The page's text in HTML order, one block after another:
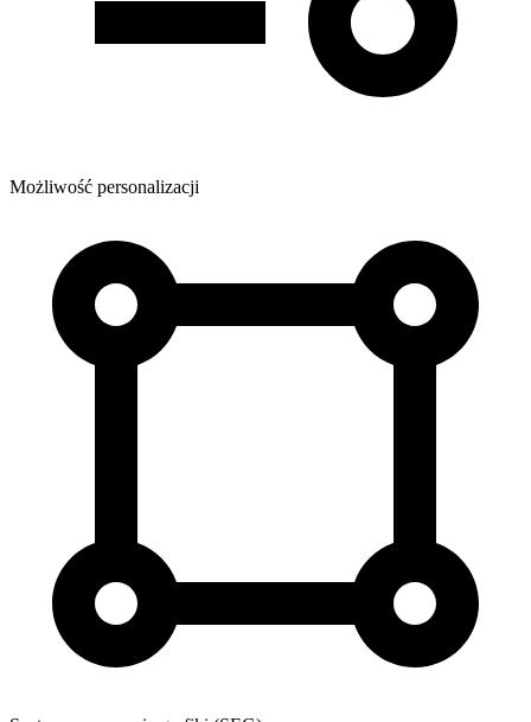
Możliwość personalizacji